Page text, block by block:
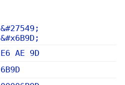
&#27549;
&#x6B9D;
E6 AE 9D
6B9D